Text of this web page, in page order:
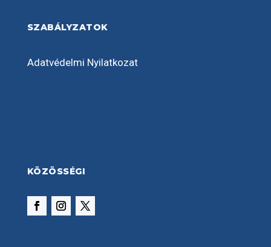
SZABÁLYZATOK
Adatvédelmi Nyilatkozat
KÖZÖSSÉGI